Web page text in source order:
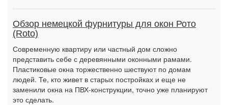
Обзор немецкой фурнитуры для окон Рото
(Roto)
Современную квартиру или частный дом сложно
представить себе с деревянными оконными рамами.
Пластиковые окна торжественно шествуют по домам
людей. Те, кто живет в старых постройках и еще не
заменили окна на ПВХ-конструкции, точно уже планируют
это сделать.